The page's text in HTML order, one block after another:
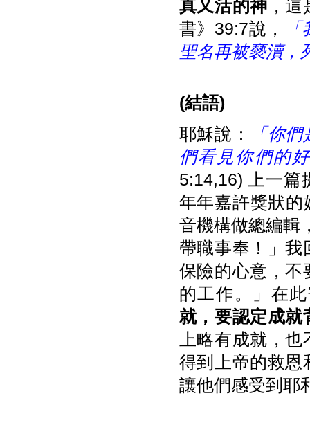
真又活的神 ，
書》39:7說，
聖名再被褻瀆，
(結語)
耶穌說：
「你
們看見你們的
5:14,16) 上一篇
年年嘉許獎狀
音機構做總編輯
帶職事奉！」我
保險的心意，不
的工作。」在
就，要認定成就
上略有成就，
得到上帝的救恩
讓他們感受到耶